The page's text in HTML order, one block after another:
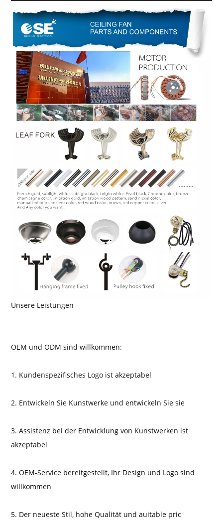
Unsere Leistungen
OEM und ODM sind willkommen:
1. Kundenspezifisches Logo ist akzeptabel
2. Entwickeln Sie Kunstwerke und entwickeln Sie sie
3. Assistenz bei der Entwicklung von Kunstwerken ist
akzeptabel
4. OEM-Service bereitgestellt, Ihr Design und Logo sind
willkommen
5. Der neueste Stil, hohe Qualität und auitable pric